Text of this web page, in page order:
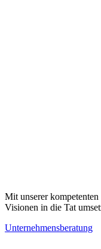
Mit unserer
Visionen in die Tat
Unternehmensberatung